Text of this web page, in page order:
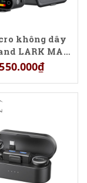
không dây
LARK MAX
4 người nói